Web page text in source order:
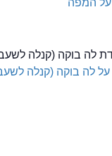
על המפה
לה בוקה (קנלה
לה בוקה (קנלה